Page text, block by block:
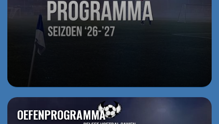
OEFENPROGRAMMA